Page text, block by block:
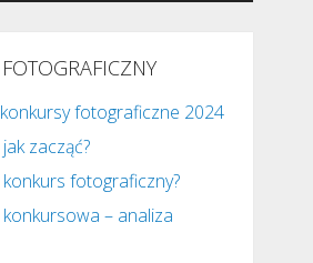
fotograficzne 2024
zacząć?
konkurs fotograficzny?
– analiza